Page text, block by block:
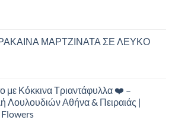
ΜΑΡΤΖΙΝΑΤΑ ΣΕ ΛΕΥΚΟ
με Κόκκινα Τριαντάφυλλα ❤️ –
Λουλουδιών Αθήνα & Πειραιάς |